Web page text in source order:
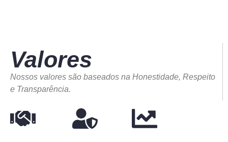
Valores
Nossos valores são baseados na Honestidade, Respeito
e Transparência.